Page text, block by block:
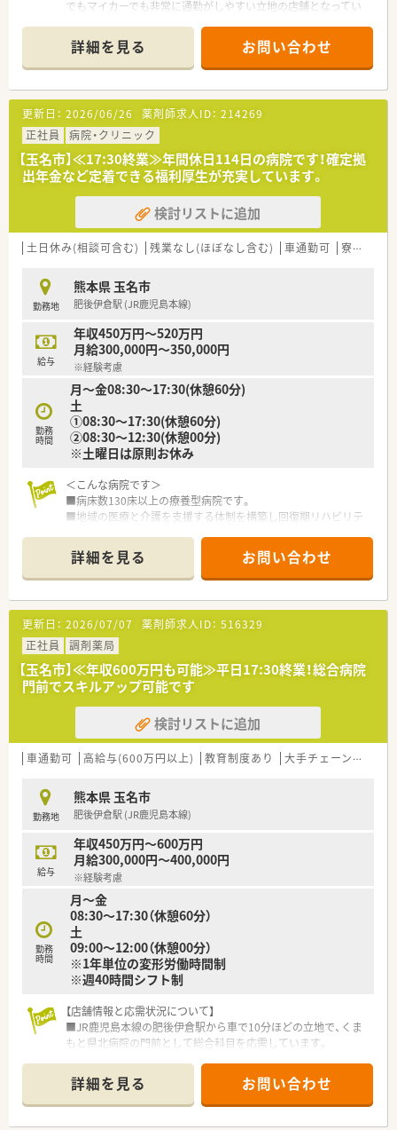
でもマイカーでも非常に通勤がしやすい立地の店舗となってい
■眼科と泌尿器科、内科の処方箋を1日平均110枚ほど応需して
おり、幅広い知識を習得できる環境が整っています。
■現在は正社員の薬剤師2名と事務員4名で運営していますが、
体制強化のための増員により、さらなる余裕を持った対応を目指
します。
【募集背景と求める人物像について】
■患者様へのサービス向上と健康サポート機能の強化を目的と
して、組織の活性化を図るために新たな正社員を急募しておりま
す。
■周囲との円滑なコミュニケーションを大切にしながら、かかり
つけ薬剤師の取得などにも前向きに取り組める方を求めていま
す。
■40代までのベテラン層から若手まで幅広く歓迎しており、店
す。
【法人特徴について】
■福岡県や熊本県、大分県を中心に約30店舗を展開しており、地
域に密着した健康相談の窓口として厚い信頼を得ている法人で
す。
■大手チェーンであるスギ薬局グループの一員として、安定した
経営基盤と充実した福利厚生制度を両立させているのが特徴で
す。
■全店舗で「健康サポート薬局」の認可取得を目指す方針を掲げ
ており、薬局の社会的価値を高める取り組みに注力しています。
■経験次第で年収600万円という高待遇での提示が可能であり、
現在の給与水準を維持したい方の相談にも柔軟に対応いたしま
す。
■年間休日は125日と業界内でもトップクラスの多さを誇り、心
身ともにリフレッシュしながら長く働き続けることが可能で
す。
■遠方からの就業を希望される場合には、社宅の提供や赴任費用
の相談も受け付けており、移住を伴う転職も強力にバックアップ
します。
詳細を見る お問い合わせ
更新日： 2026/06/26 薬剤師求人ID： 214269
正社員
病院・クリニック
【玉名市】≪17:30終業≫年間休日114日の病院です！確定拠
出年金など定着できる福利厚生が充実しています。
検討リストに追加
土日休み(相談可含む) 残業なし(ほぼなし含む) 車通勤可 寮・借上社宅あり
勤務地
熊本県 玉名市
肥後伊倉駅 (JR鹿児島本線)
給与
年収450万円～520万円
月給300,000円～350,000円
※経験考慮
勤務
時間
月～金08:30～17:30(休憩60分)
土
①08:30～17:30(休憩60分)
②08:30～12:30(休憩00分)
※土曜日は原則お休み
＜こんな病院です＞
■病床数130床以上の療養型病院です。
■地域の医療と介護を支援する体制を構築し回復期リハビリテ
■病院のほか、関連の介護関連施設を複数運営されており、地域
の診療所、急性期病院とも密に連携されております。
＜こんな職場です＞
■内科・循環器科内科の他複数科目を診療しており幅広い症例を
学ぶことができます。
■外来対応＋病棟の患者様に関する業務があり幅広業務に携わ
れます。
■夜勤・休日出勤もありませんので、家庭とも両立しやすい職場
です。
＜福利厚生が充実＞
■子供手当は18歳までのお子さんに月3,000円の付与がありま
す。
■それ以外に有給取得の推奨もしており、プライベート時間をし
っかりと確保できます。
■院内保育所も完備しています。お子さんがいる方も安心して
勤務できる環境です。
詳細を見る お問い合わせ
更新日： 2026/07/07 薬剤師求人ID： 516329
正社員
調剤薬局
【玉名市】≪年収600万円も可能≫平日17:30終業！総合病院
門前でスキルアップ可能です
検討リストに追加
車通勤可 高給与(600万円以上) 教育制度あり 大手チェーン以外
勤務地
熊本県 玉名市
肥後伊倉駅 (JR鹿児島本線)
給与
年収450万円～600万円
月給300,000円～400,000円
※経験考慮
勤務
時間
月～金
08:30～17:30（休憩60分）
土
09:00～12:00（休憩00分）
※1年単位の変形労働時間制
※週40時間シフト制
【店舗情報と応需状況について】
■JR鹿児島本線の肥後伊倉駅から車で10分ほどの立地で、くま
もと県北病院の門前として総合科目を応需しています。
名と事務員3名の体制で協力して業務を行っています。
■総合病院からの幅広い処方箋を取り扱っているため、高度な専
門知識を維持しながら臨床経験を積むことが可能です。
詳細を見る お問い合わせ